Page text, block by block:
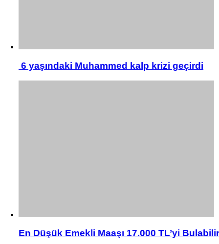
6 yaşındaki Muhammed kalp krizi geçirdi
En Düşük Emekli Maaşı 17.000 TL’yi Bulabilir